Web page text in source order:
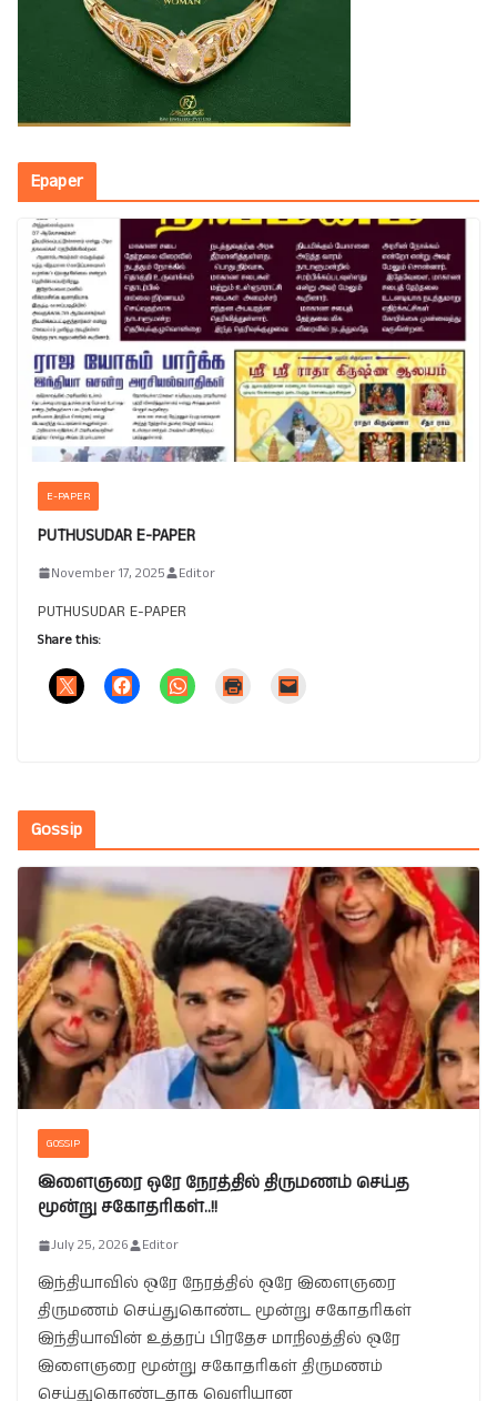
Epaper
E-PAPER
PUTHUSUDAR E-PAPER
November 17, 2025 Editor
PUTHUSUDAR E-PAPER
Share this:
Gossip
GOSSIP
இளைஞரை ஒரே நேரத்தில் திருமணம் செய்த
மூன்று சகோதரிகள்..!!
July 25, 2026 Editor
இந்தியாவில் ஒரே நேரத்தில் ஒரே இளைஞரை
திருமணம் செய்துகொண்ட மூன்று சகோதரிகள்
இந்தியாவின் உத்தரப் பிரதேச மாநிலத்தில் ஒரே
இளைஞரை மூன்று சகோதரிகள் திருமணம்
செய்துகொண்டதாக வெளியான